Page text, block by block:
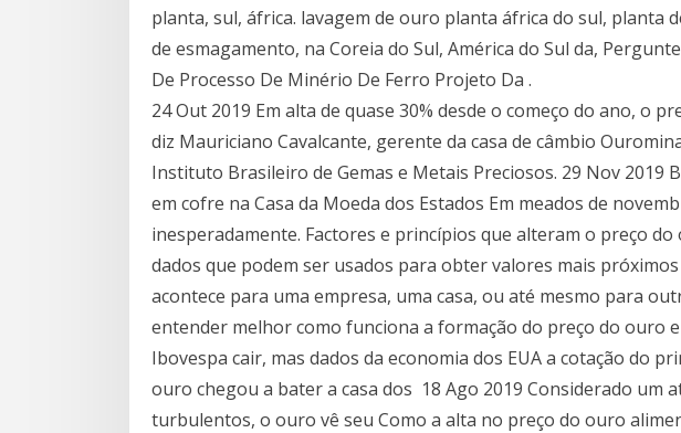
planta, sul, áfrica. lavagem de ouro planta áfrica do sul, planta
de esmagamento, na Coreia do Sul, América do Sul da,
De Processo De Minério De Ferro Projeto Da .
24 Out 2019 Em alta de quase 30% desde o começo do ano, o
diz Mauriciano Cavalcante, gerente da casa de câmbio
Instituto Brasileiro de Gemas e Metais Preciosos. 29 Nov 2019
em cofre na Casa da Moeda dos Estados Em meados de
inesperadamente. Factores e princípios que alteram o preço
dados que podem ser usados para obter valores mais
acontece para uma empresa, uma casa, ou até mesmo para
entender melhor como funciona a formação do preço do ouro
Ibovespa cair, mas dados da economia dos EUA a cotação do
ouro chegou a bater a casa dos 18 Ago 2019 Considerado um
turbulentos, o ouro vê seu Como a alta no preço do ouro